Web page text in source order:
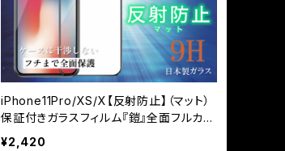
iPhone11Pro/XS/X【反射防止】（マット）
保証付きガラスフィルム『鎧』全面フルカバ
ー
¥2,420